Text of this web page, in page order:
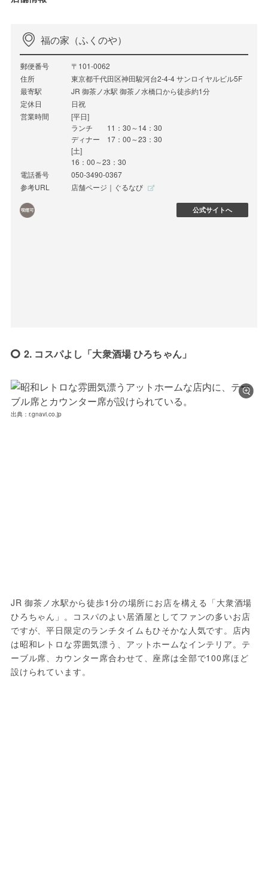
福の家（ふくのや）
郵便番号
〒101-0062
住所
東京都千代田区神田駿河台2-4-4 サンロイヤルビル5F
最寄駅
JR 御茶ノ水駅 御茶ノ水橋口から徒歩約1分
定休日
日祝
営業時間
[平日]
ランチ 11：30～14：30
ディナー 17：00～23：30
[土]
16：00～23：30
電話番号
050-3490-0367
参考URL
店舗ページ｜ぐるなび
公式サイトへ
2. コスパよし「大衆酒場 ひろちゃん」
出典：r.gnavi.co.jp
JR 御茶ノ水駅から徒歩1分の場所にお店を構える「大衆酒場
ひろちゃん」。コスパのよい居酒屋としてファンの多いお店
ですが、平日限定のランチタイムもひそかな人気です。店内
は昭和レトロな雰囲気漂う、アットホームなインテリア。テ
ーブル席、カウンター席合わせて、座席は全部で100席ほど
設けられています。